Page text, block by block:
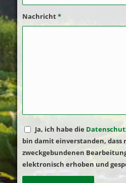
Nachricht*
Ja, ich habe die
bin damit einverstanden, dass
zweckgebundenen
elektronisch erhoben und